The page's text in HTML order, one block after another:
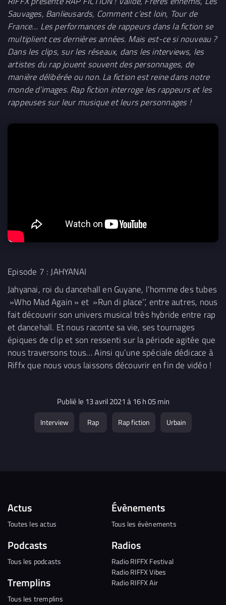
Sauvages, Banlieusards, Comment c’est loin, Tour de
France… Les performances de rappeurs dans la fiction se
multiplient ces dernières années. Mais est-ce si nouveau ?
Dans les clips, sur les réseaux, dans les interviews, les
artistes du rap jouent souvent des personnages, de
manière délibérée ou non. La fiction est reine dans notre
monde d’images. Rap fiction interroge les rappeurs et les
rappeuses sur leur musique et leurs personnages !
Episode 7 :JAHYANAI
Jahyanai, roi du dancehall en Guyane, l’homme des tubes
»Who Mad Again » et »Run di place’’, entre autres, nous
fait découvrir son univers musical très hybride entre rap
et dancehall. Et nous raconte sa vie, ses tournages
épiques de clip et son ressenti sur la période agitée que
nous traversons tous… Ainsi qu’une spéciale dédicace à
Riffx que nous vous laissons découvrir en fin de vidéo !
Publié le 13 avril 2021 à 16 h 05 min
Interview Rap Rap fiction Urbain
Actus
Toutes les actus
Podcasts
Tous les podcasts
Tremplins
Tous les tremplins
Évènements
Tous les évènements
Radios
Radio RIFFX Festival
Radio RIFFX Vibes
Radio RIFFX Air